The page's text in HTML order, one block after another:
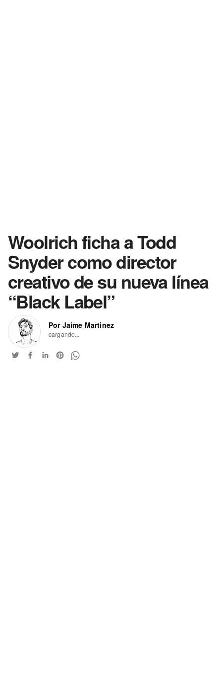
Woolrich ficha a Todd
Snyder como director
creativo de su nueva línea
“Black Label”
Por Jaime Martinez
cargando...